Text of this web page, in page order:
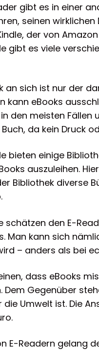
gibt es in einer
seinen wirklichen
der von
gibt es viele
an sich ist nur der
kann eBooks
den meisten Fällen
da kein Druck
bieten einige
auszuleihen.
Bibliothek diverse
schätzen den E-
Man kann sich
– anders als bei
dass eBooks
Dem Gegenüber
die Umwelt ist. Die
E-Readern gelang